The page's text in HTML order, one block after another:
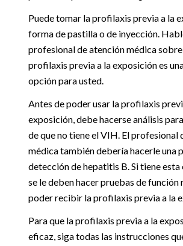
Puede tomar la profilaxis previa a la
forma de pastilla o de inyección.
profesional de atención médica
profilaxis previa a la exposición es
opción para usted.
Antes de poder usar la profilaxis
exposición, debe hacerse análisis
de que no tiene el VIH. El profesional
médica también debería hacerle una
detección de hepatitis B. Si tiene
se le deben hacer pruebas de función
poder recibir la profilaxis previa a la
Para que la profilaxis previa a la
eficaz, siga todas las instrucciones